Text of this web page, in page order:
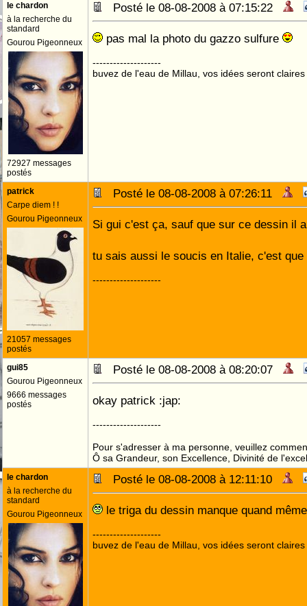
le chardon
à la recherche du
standard
Gourou Pigeonneux
72927 messages
postés
Posté le 08-08-2008 à 07:15:22
pas mal la photo du gazzo sulfure
--------------------
buvez de l'eau de Millau, vos idées seront claires
patrick
Carpe diem ! !
Gourou Pigeonneux
21057 messages
postés
Posté le 08-08-2008 à 07:26:11
Si gui c'est ça, sauf que sur ce dessin il
tu sais aussi le soucis en Italie, c'est
--------------------
gui85
Gourou Pigeonneux
9666 messages
postés
Posté le 08-08-2008 à 08:20:07
okay patrick :jap:
--------------------
Pour s'adresser à ma personne, veuillez
Ô sa Grandeur, son Excellence, Divinité de
le chardon
à la recherche du
standard
Gourou Pigeonneux
Posté le 08-08-2008 à 12:11:10
le triga du dessin manque quand
--------------------
buvez de l'eau de Millau, vos idées seront claires